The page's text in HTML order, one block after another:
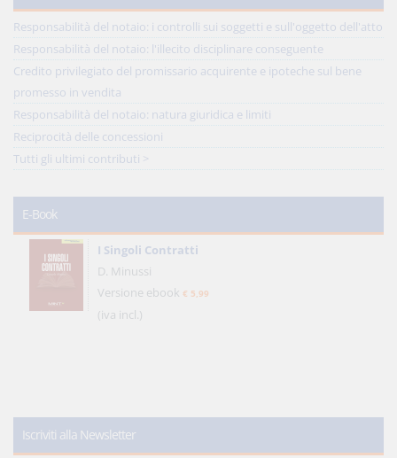
Responsabilità del notaio: i controlli sui soggetti e sull'oggetto dell'atto
Responsabilità del notaio: l'illecito disciplinare conseguente
Credito privilegiato del promissario acquirente e ipoteche sul bene
promesso in vendita
Responsabilità del notaio: natura giuridica e limiti
Reciprocità delle concessioni
Tutti gli ultimi contributi >
E-Book
I Singoli Contratti
D. Minussi
Versione ebook € 5,99
(iva incl.)
Iscriviti alla Newsletter